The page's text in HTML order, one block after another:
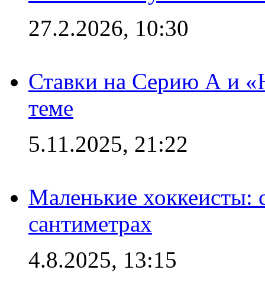
27.2.2026, 10:30
Ставки на Серию А и
теме
5.11.2025, 21:22
Маленькие хоккеисты:
сантиметрах
4.8.2025, 13:15